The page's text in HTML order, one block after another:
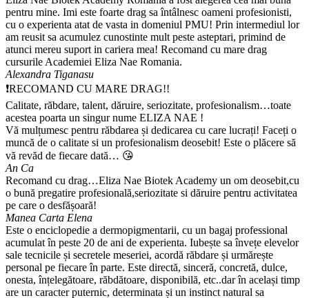
pentru mine. Imi este foarte drag sa întâlnesc oameni profesionisti,
cu o experienta atat de vasta in domeniul PMU! Prin intermediul lor
am reusit sa acumulez cunostinte mult peste asteptari, primind de
atunci mereu suport in cariera mea! Recomand cu mare drag
cursurile Academiei Eliza Nae Romania.
Alexandra Tiganasu
❗RECOMAND CU MARE DRAG!!
Calitate, răbdare, talent, dăruire, seriozitate, profesionalism…toate
acestea poarta un singur nume ELIZA NAE !
Vă mulțumesc pentru răbdarea și dedicarea cu care lucrați! Faceți o
muncă de o calitate si un profesionalism deosebit! Este o plăcere să
vă revăd de fiecare dată… 😘
An Ca
Recomand cu drag…Eliza Nae Biotek Academy un om deosebit,cu
o bună pregatire profesională,seriozitate si dăruire pentru activitatea
pe care o desfășoară!
Manea Carta Elena
Este o enciclopedie a dermopigmentarii, cu un bagaj professional
acumulat în peste 20 de ani de experienta. Iubește sa învețe elevelor
sale tecnicile și secretele meseriei, acordă răbdare și urmărește
personal pe fiecare în parte. Este directă, sinceră, concretă, dulce,
onesta, înțelegătoare, răbdătoare, disponibilă, etc..dar în același timp
are un caracter puternic, determinata și un instinct natural sa